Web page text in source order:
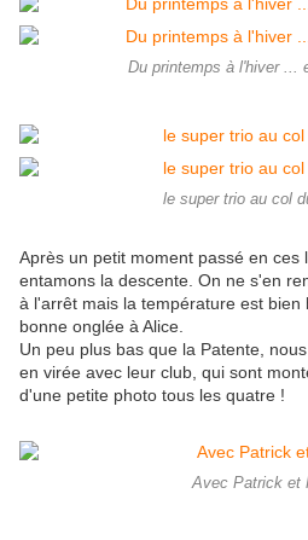
Du printemps à l'hiver ...
le super trio au col
Après un petit moment passé en ces
entamons la descente. On ne s'en
à l'arrêt mais la température est bien
bonne onglée à Alice.
Un peu plus bas que la Patente,
en virée avec leur club, qui sont
d'une petite photo tous les quatre !
Avec Patrick et